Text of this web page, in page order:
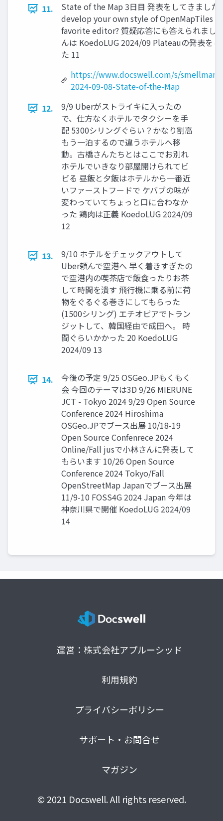
11.
State of the Map 3日目 発表をしてきまし
develop your own style of OpenMapTiles
favorite editor? 質疑応答にも答えられまし
んは KoedoLUG 2024/09 Plateauの発表を
た 11
https://www.docswell.com/s/smellman/
2024-09-08-State-of-the-Map
12.
9/9 Uberがストライキに入ったの
で、仕方なくホテルでタクシーを手
配 5300シリングぐらい？かなり割高
もう一泊するので違うホテルへ移
動。古橋さんたちとはここでお別れ
ホテルでいきなり部屋開けられてビ
ビる 昼飯と夕飯はホテルから一番近
いファーストフードで ケバブの味が
変わっていてちょっと口に合わなか
った 鶏肉は正義 KoedoLUG 2024/09
12
13.
9/10 ホテルをチェックアウトして
Uber頼んで空港へ 早く着きすぎたの
で空港内の喫茶店で飯食ったりお茶
して時間を潰す 飛行機に乗る前に荷
物をぐるぐる巻きにしてもらった
(1500シリング) エチオピアでトラン
ジットして、韓国経由で成田へ。 時
間ぐらいかかった 20 KoedoLUG
2024/09 13
14.
今後の予定 9/25 OSGeo.JPもくもく
会 今回のテーマは3D 9/26 MIERUNE
JCT - Tokyo 2024 9/29 Open Source
Conference 2024 Hiroshima
OSGeo.JPでブース出展 10/18-19
Open Source Confenrece 2024
Online/Fall jusで小林さんに発表して
もらいます 10/26 Open Source
Conference 2024 Tokyo/Fall
OpenStreetMap Japanでブース出展
11/9-10 FOSS4G 2024 Japan 今年は
神奈川県で開催 KoedoLUG 2024/09
14
運営：株式会社アプルーシッド
利用規約
プライバシーポリシー
サポート・お問合せ
マガジン
© 2021 Docswell. All rights reserved.